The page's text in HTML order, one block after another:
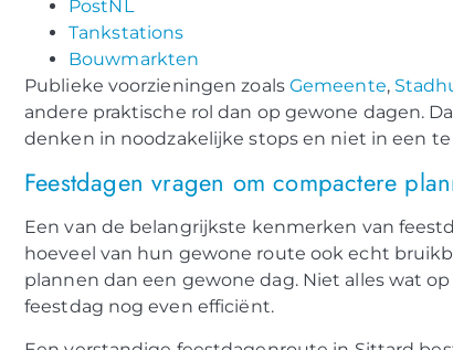
PostNL
Tankstations
Bouwmarkten
Publieke voorzieningen zoals Gemeente,
andere praktische rol dan op gewone dagen.
denken in noodzakelijke stops en niet in een
Feestdagen vragen om compactere
Een van de belangrijkste kenmerken van
hoeveel van hun gewone route ook echt
plannen dan een gewone dag. Niet alles wat
feestdag nog even efficiënt.